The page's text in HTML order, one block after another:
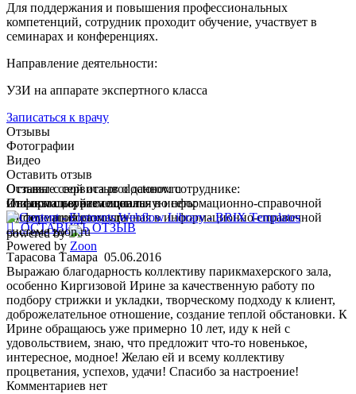
Для поддержания и повышения профессиональных
компетенций, сотрудник проходит обучение, участвует в
семинарах и конференциях.
Направление деятельности:
УЗИ на аппарате экспертного класса
Записаться к врачу
Отзывы
Фотографии
Видео
Оставить отзыв
Оставьте свой отзыв о данном сотруднике:
или используйте социальную сеть:
 ОСТАВИТЬ ОТЗЫВ
Тарасова Тамара 05.06.2016
Выражаю благодарность коллективу парикмахерского зала,
особенно Киргизовой Ирине за качественную работу по
подбору стрижки и укладки, творческому подходу к клиент,
доброжелательное отношение, создание теплой обстановки. К
Ирине обращаюсь уже примерно 10 лет, иду к ней с
удовольствием, знаю, что предложит что-то новенькое,
интересное, модное! Желаю ей и всему коллективу
процветания, успехов, удачи! Спасибо за настроение!
Комментариев нет
Отзывы с сервиса prodoctorov.ru
Информация размещенная в информационно-справочной
системе prodoctorov.ru
powered by
Отзывы с сервиса zoon.ru
Информация размещенная в информационно-справочной
системе zoon.ru
Powered by Zoon